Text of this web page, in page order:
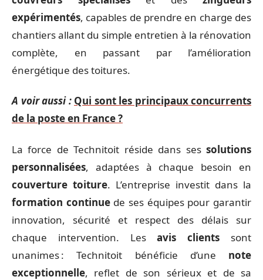
expérimentés, capables de prendre en charge des
chantiers allant du simple entretien à la rénovation
complète, en passant par l’amélioration
énergétique des toitures.
A voir aussi : Qui sont les principaux concurrents
de la poste en France ?
La force de Technitoit réside dans ses solutions
personnalisées, adaptées à chaque besoin en
couverture toiture. L’entreprise investit dans la
formation continuede ses équipes pour garantir
innovation, sécurité et respect des délais sur
chaque intervention. Lesavis clients sont
unanimes : Technitoit bénéficie d’une note
exceptionnelle, reflet de son sérieux et de sa